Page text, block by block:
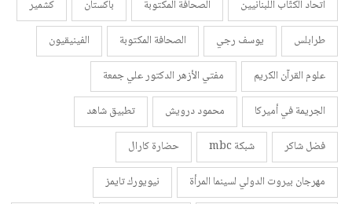
اتحاد الكتّاب اللبنانيين
الصحافة المكتوبة باكستان
كشمير
طرابلس
يوسف رجي الصحافة المكتوبة
الفينيقيون
علوم القرآن الكريم
مفتي الأزهر الدكتور علي جمعة
الجريمة في أميركا
محمود درويش
تطبيق شاهد
فضل شاكر
شبكة mbc
حضارة كارال
مهرجان بيروت الدولي لسينما المرأة
نيويورك تايمز